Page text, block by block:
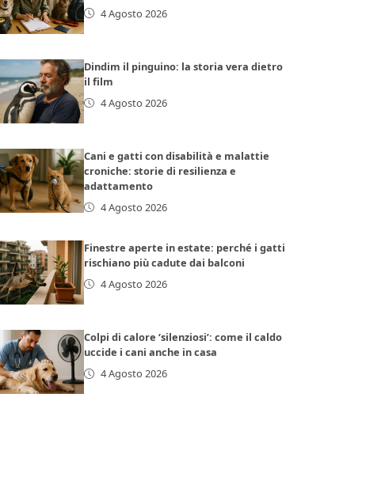
4 Agosto 2026
Dindim il pinguino: la storia vera dietro
il film
4 Agosto 2026
Cani e gatti con disabilità e malattie
croniche: storie di resilienza e
adattamento
4 Agosto 2026
Finestre aperte in estate: perché i gatti
rischiano più cadute dai balconi
4 Agosto 2026
Colpi di calore ‘silenziosi’: come il caldo
uccide i cani anche in casa
4 Agosto 2026